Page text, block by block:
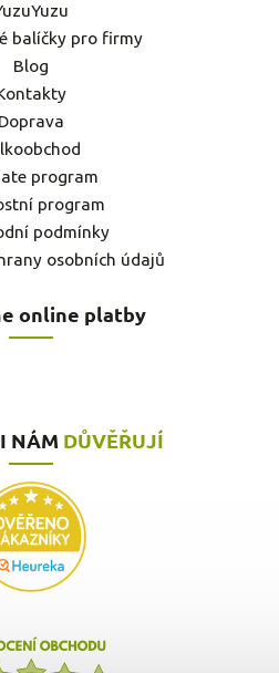
balíčky pro firmy
Blog
Doprava
program
program
podmínky
osobních údajů
online platby
NÁM DŮVĚŘUJÍ